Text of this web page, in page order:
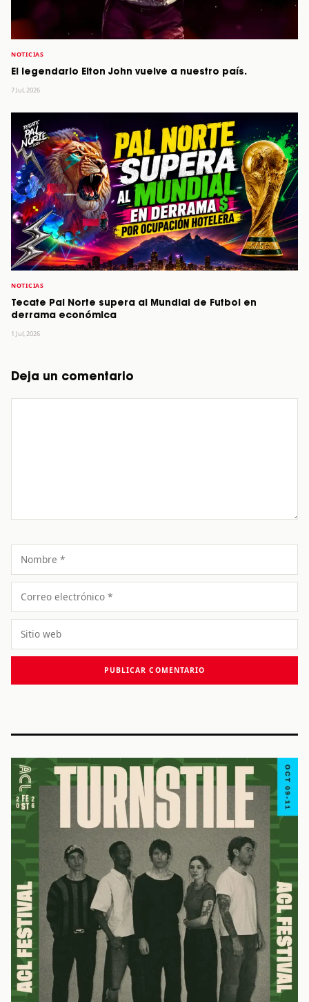
NOTICIAS
El legendario Elton John vuelve a nuestro país.
7 Jul, 2026
NOTICIAS
Tecate Pal Norte supera al Mundial de Futbol en
derrama económica
1 Jul, 2026
Deja un comentario
Nombre
Correo
electrónico
Sitio
web